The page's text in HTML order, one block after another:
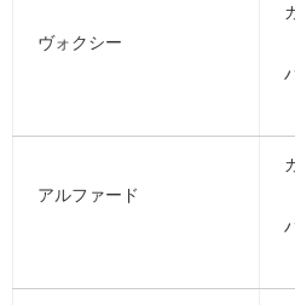
ヴォクシー
アルファード